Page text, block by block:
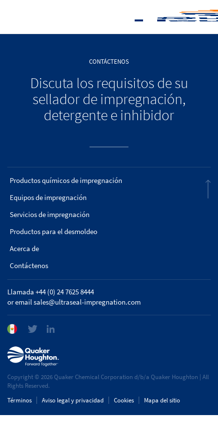
CONTÁCTENOS
Discuta los requisitos de su
sellador de impregnación,
detergente e inhibidor
Productos químicos de impregnación
Equipos de impregnación
Servicios de impregnación
Productos para el desmoldeo
Acerca de
Contáctenos
Llamada +44 (0) 24 7625 8444
or emailsales@ultraseal-impregnation.com
Copyright © 2026 Quaker Chemical Corporation d/b/a Quaker Houghton | All
Rights Reserved.
Términos
Aviso legal y privacidad Cookies Mapa del sitio